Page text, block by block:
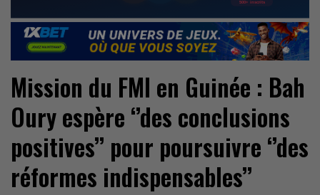
Mission du FMI en Guinée : Bah
Oury espère ‘’des conclusions
positives’’ pour poursuivre ‘’des
réformes indispensables’’